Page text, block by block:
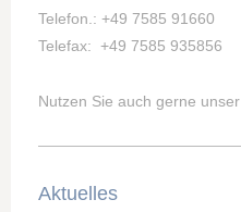
Telefon.: +49 7585 91660
Telefax: +49 7585 935856
Nutzen Sie auch gerne unser
Aktuelles